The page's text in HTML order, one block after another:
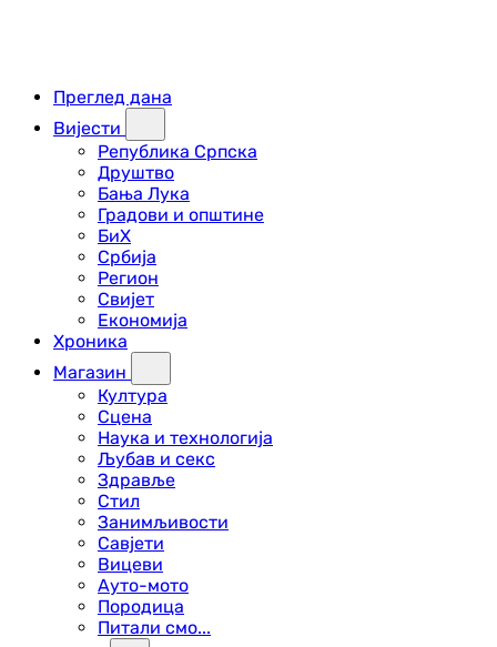
Преглед дана
Вијести
Република Српска
Друштво
Бања Лука
Градови и општине
БиХ
Србија
Регион
Свијет
Економија
Хроника
Магазин
Култура
Сцена
Наука и технологија
Љубав и секс
Здравље
Стил
Занимљивости
Савјети
Вицеви
Ауто-мото
Породица
Питали смо...